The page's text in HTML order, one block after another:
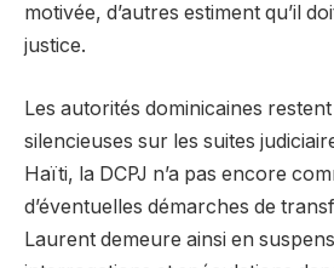
motivée, d’autres estiment qu’il
justice.
Les autorités dominicaines
silencieuses sur les suites
Haïti, la DCPJ n’a pas encore
d’éventuelles démarches de
Laurent demeure ainsi en